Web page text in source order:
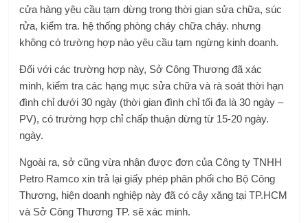
cửa hàng yêu cầu tạm dừng trong thời gian sửa chữa, súc
rửa, kiểm tra. hệ thống phòng cháy chữa cháy. nhưng
không có trường hợp nào yêu cầu tạm ngừng kinh doanh.
Đối với các trường hợp này, Sở Công Thương đã xác
minh, kiểm tra các hạng mục sửa chữa và rà soát thời hạn
đình chỉ dưới 30 ngày (thời gian đình chỉ tối đa là 30 ngày –
PV), có trường hợp chỉ chấp thuận dừng từ 15-20 ngày.
ngày.
Ngoài ra, sở cũng vừa nhận được đơn của Công ty TNHH
Petro Ramco xin trả lại giấy phép phân phối cho Bộ Công
Thương, hiện doanh nghiệp này đã có cây xăng tại TP.HCM
và Sở Công Thương TP. sẽ xác minh.